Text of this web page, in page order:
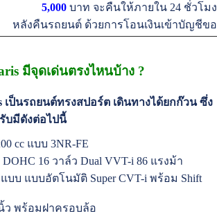
5,000บาท จะคืนให้ภายใน 24 ชั่วโมง
หลังคืนรถยนต์ ด้วยการโอนเงินเข้าบัญชีขอ
มีจุดเด่นตรงไหนบ้าง ?
เป็นรถยนต์ทรงสปอร์ต เดินทางได้ยกก๊วน ซึ่ง
บมีดังต่อไปนี้
cc แบบ 3NR-FE
16 วาล์ว Dual VVT-i 86 แรงม้า
บบ แบบอัตโนมัติ Super CVT-i พร้อม Shift
ว พร้อมฝาครอบล้อ